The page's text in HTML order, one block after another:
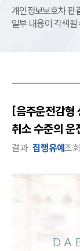
개인정보보호차 판
일부 내용이 각색될
[음주운전감형
취소 수준의 운
결과 집행유예조